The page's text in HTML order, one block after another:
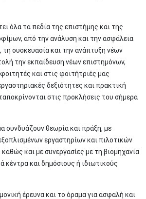
όλα τα πεδία της επιστήμης και της
από την ανάλυση και την ασφάλεια
τη συσκευασία και την ανάπτυξη νέων
την εκπαίδευση νέων επιστημόνων,
και στις φοιτήτριές μας
δεξιότητες και πρακτική
στις προκλήσεις του σήμερα
συνδυάζουν θεωρία και πράξη, με
εργαστηρίων και πιλοτικών
και με συνεργασίες με τη βιομηχανία
κέντρα και δημόσιους ή ιδιωτικούς
έρευνα και το όραμα για ασφαλή και